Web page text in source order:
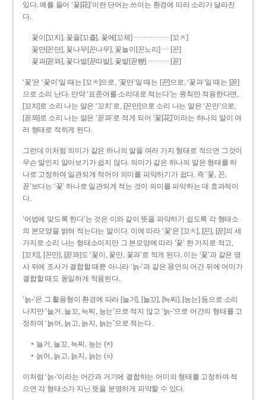
있다. 예를 들어 ‘꽃[花]’이란 단어는 쓰이는 환경에 따라 소리가 달라진
다.
꽃이[꼬치], 꽃을[꼬츨], 꽃에[꼬체] …………… [꼬ㅊ]
꽃만[꼰만], 꽃나무[꼰나무], 꽃놀이[꼰노리] … [꼰]
꽃과[꼳꽈], 꽃다발[꼳따발], 꽃밭[꼳빧] ……… [꼳]
‘꽃’은 ‘꽃이’일 때는 [꼬ㅊ]으로, ‘꽃만’일 때는 [꼰]으로, ‘꽃과’일 때는 [꼳]
으로 소리 난다. 만약 ‘표준어를 소리대로 적는다’는 원칙만 적용한다면,
[꼬치]로 소리 나는 말은 ‘꼬치’로, [꼰만]으로 소리 나는 말은 ‘꼰만’으로,
[꼳꽈]로 소리 나는 말은 ‘꼳꽈’로 적게 되어 ‘꽃[花]’이라는 하나의 말이 여
러 형태로 적히게 된다.
그런데 이처럼 의미가 같은 하나의 말을 여러 가지 형태로 적으면 그것이
무슨 말인지 알아보기가 쉽지 않다. 의미가 같은 하나의 말은 형태를 하
나로 고정하여 일관되게 적어야 의미를 파악하기가 쉽다. 즉 ‘꽃, 꼰,
꼳’보다는 ‘꽃’ 하나로 일관되게 적는 것이 의미를 파악하는 데 효과적이
다.
‘어법에 맞도록 한다’는 것은 이와 같이 뜻을 파악하기 쉽도록 각 형태소
의 본모양을 밝혀 적는다는 말이다. 이에 따라 ‘꽃’은 [꼬ㅊ], [꼰], [꼳]의 세
가지로 소리 나는 형태소이지만 그 본모양에 따라 ‘꽃’ 한 가지로 적고,
[꼬치], [꼰만], [꼳꽈]도 ‘꽃이, 꽃만, 꽃과’로 적게 된다. 이는 ‘꽃’과 같은 명
사 뒤에 조사가 결합할 때뿐 아니라 ‘늙-’과 같은 용언의 어간 뒤에 어미가
결합할 때도 동일하게 적용된다.
‘늙-’은 그 활용형이 환경에 따라 [늘거], [늘꼬], [늑찌], [능는] 등으로 소리
나지만 ‘늘거, 늘꼬, 늑찌, 능는’으로 적지 않고 ‘늙-’으로 어간의 형태를 고
정하여 ‘늙어, 늙고, 늙지, 늙는’으로 적는다.
늘거, 늘꼬, 늑찌, 능는 (×)
늙어, 늙고, 늙지, 늙는 (○)
이처럼 ‘늙-­’이라는 어간과 거기에 결합하는 어미의 형태를 고정하여 적
으면 각 형태소가 지닌 뜻을 분명하게 파악할 수 있다.